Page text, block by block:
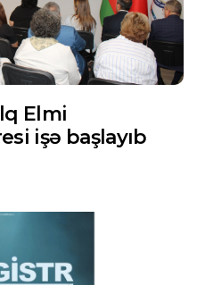
Elmi
işə başlayıb